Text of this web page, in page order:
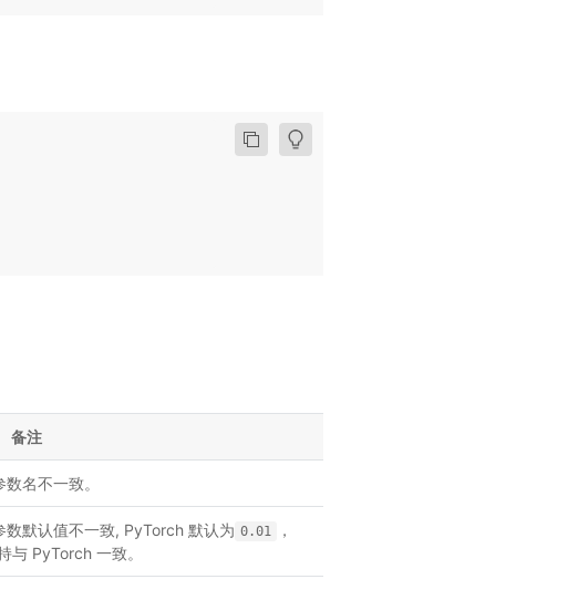
备注
名不一致。
默认值不一致, PyTorch 默认为 0.01
，
与 PyTorch 一致。